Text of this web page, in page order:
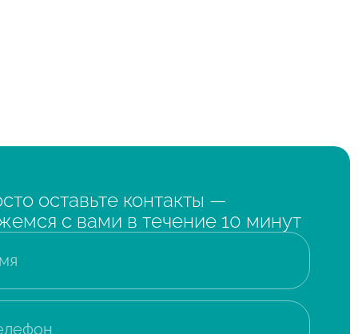
оставьте контакты —
с вами в течение 10 минут